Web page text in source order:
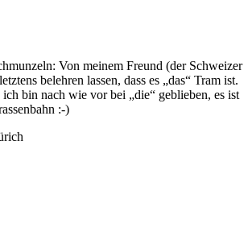
Von meinem Freund (der Schweizer
belehren lassen, dass es „das“ Tram ist.
bin nach wie vor bei „die“ geblieben, es ist
:-)